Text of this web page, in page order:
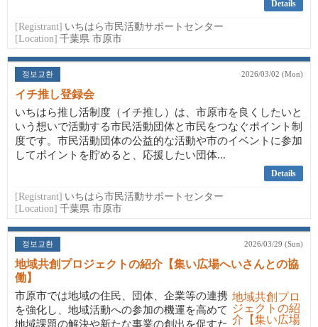
Details
[Registrant] いちはら市民活動サポートセンター
[Location] 千葉県 市原市
정보교환 2026/03/02 (Mon)
イチ推し登録会
いちはら推し活制度（イチ推し）は、市原市を良くしたいと
いう想いで活動する市民活動団体と市民をつなぐポイント制
度です。市民活動団体の公益的な活動や市のイベントに参加
してポイントを貯めると、応援したい団体...
Details
[Registrant] いちはら市民活動サポートセンター
[Location] 千葉県 市原市
정보교환 2026/03/29 (Sun)
地域共創プロジェクトの紹介【集い広場へいさんとの協
働】
市原市では地域の住民、団体、企業等の連携
を強化し、地域活動への参加の機運を高めて
地域課題の解決や新たな事業の創出を促すた